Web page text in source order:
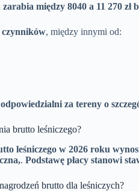
między 8040 a 11 270 zł
czynników, między innymi od:
za tereny o
brutto leśniczego?
leśniczego w 2026 roku
. Podstawę płacy stanowi
brutto dla leśniczych?